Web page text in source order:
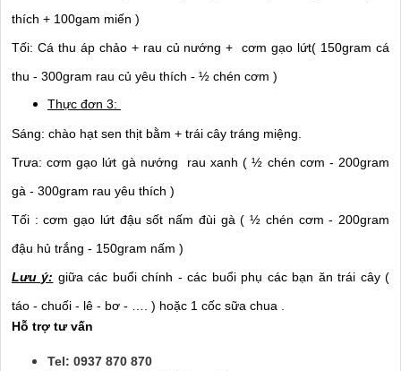
thích + 100gam miến )
Tối: Cá thu áp chảo + rau củ nướng +  cơm gạo lứt( 150gram cá
thu - 300gram rau củ yêu thích - ½ chén cơm )
Thực đơn 3:
Sáng: chào hạt sen thịt bằm + trái cây tráng miệng.
Trưa: cơm gạo lứt gà nướng  rau xanh ( ½ chén cơm - 200gram
gà - 300gram rau yêu thích )
Tối : cơm gạo lứt đậu sốt nấm đùi gà ( ½ chén cơm - 200gram
đậu hủ trắng - 150gram nấm )
Lưu ý: giữa các buổi chính - các buổi phụ các bạn ăn trái cây (
táo - chuối - lê - bơ - …. ) hoặc 1 cốc sữa chua .
Hỗ trợ tư vấn
Tel: 0937 870 870